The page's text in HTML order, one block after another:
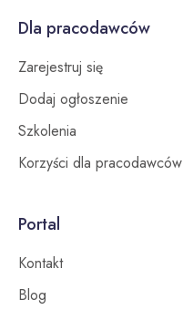
Dla pracodawców
Zarejestruj się
Dodaj ogłoszenie
Szkolenia
Korzyści dla pracodawców
Portal
Kontakt
Blog